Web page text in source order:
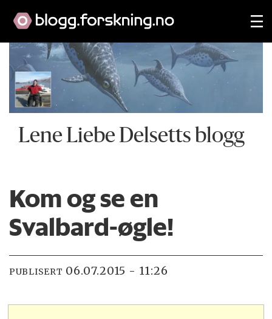
Lene Liebe Delsetts blogg
Kom og se en
Svalbard-øgle!
PUBLISERT 06.07.2015 - 11:26